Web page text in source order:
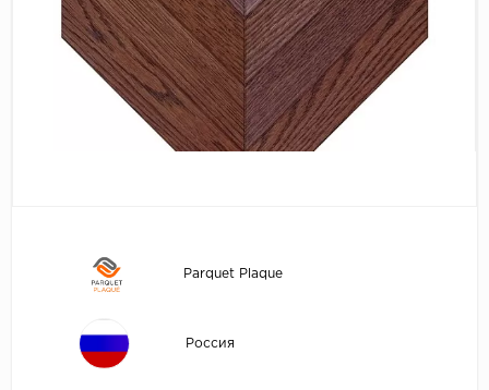
ECO Parquet
EcoClick
Egger
Parquet Plaque
Россия